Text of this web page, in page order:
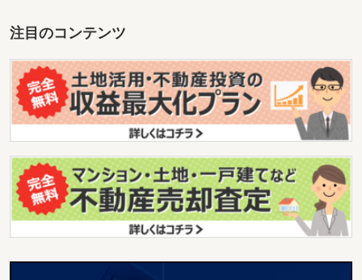
注目のコンテンツ